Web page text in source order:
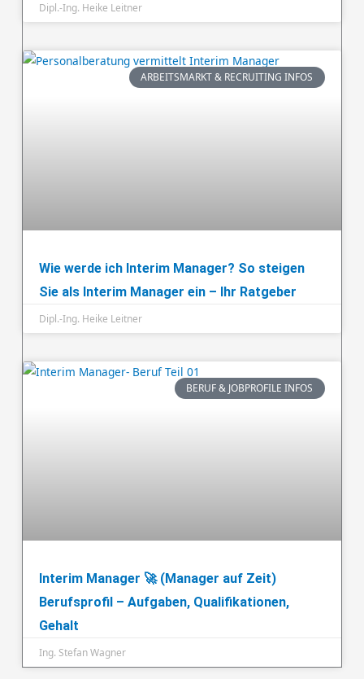
Dipl.-Ing. Heike Leitner
ARBEITSMARKT & RECRUITING INFOS
Wie werde ich Interim Manager? So steigen
Sie als Interim Manager ein – Ihr Ratgeber
Dipl.-Ing. Heike Leitner
BERUF & JOBPROFILE INFOS
Interim Manager 🚀 (Manager auf Zeit)
Berufsprofil – Aufgaben, Qualifikationen,
Gehalt
Ing. Stefan Wagner